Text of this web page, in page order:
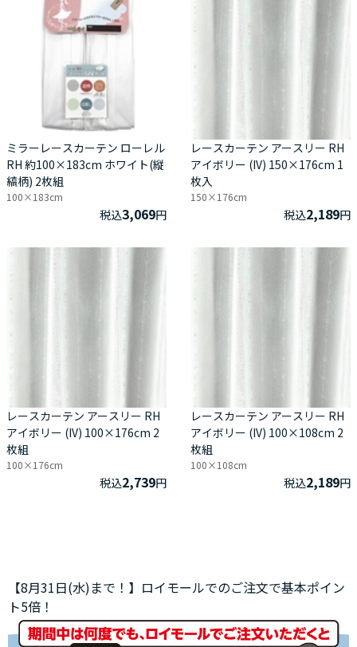
ミラーレースカーテン ローレル
RH 約100×183cm ホワイト(縦
縞柄) 2枚組
100×183cm
税込3,069円
レースカーテン アースリー RH
アイボリー (IV) 150×176cm 1
枚入
150×176cm
税込2,189円
レースカーテン アースリー RH
アイボリー (IV) 100×176cm 2
枚組
100×176cm
税込2,739円
レースカーテン アースリー RH
アイボリー (IV) 100×108cm 2
枚組
100×108cm
税込2,189円
【8月31日(水)まで！】ロイモールでのご注文で基本ポイン
ト5倍！